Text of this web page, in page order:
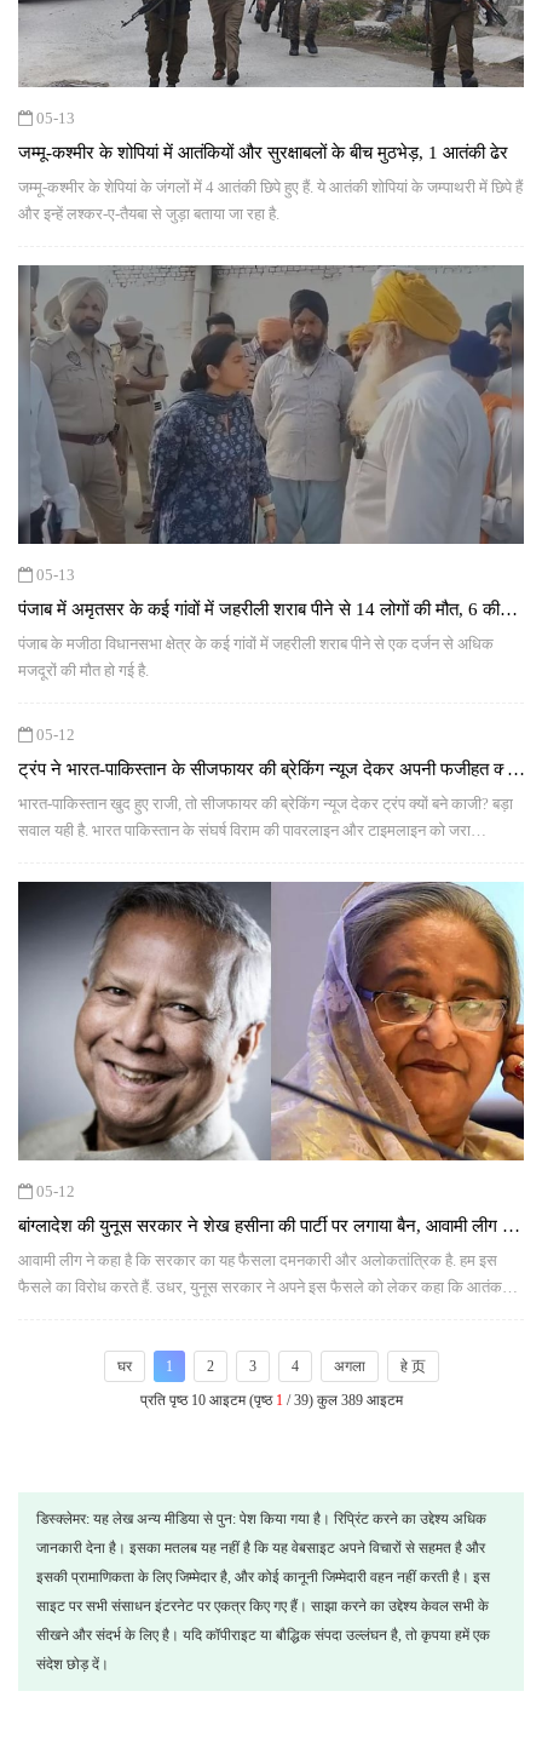
05-13
जम्‍मू-कश्‍मीर के शोपियां में आतंकियों और सुरक्षाबलों के बीच मुठभेड़, 1 आतंकी ढेर
जम्‍मू-कश्‍मीर के शेपियां के जंगलों में 4 आतंकी छिपे हुए हैं. ये आतंकी शोपियां के जम्पाथरी में छिपे हैं
और इन्‍हें लश्कर-ए-तैयबा से जुड़ा बताया जा रहा है.
05-13
पंजाब में अमृतसर के कई गांवों में जहरीली शराब पीने से 14 लोगों की मौत, 6 की
हालत गंभीर
पंजाब के मजीठा विधानसभा क्षेत्र के कई गांवों में जहरीली शराब पीने से एक दर्जन से अधिक
मजदूरों की मौत हो गई है.
05-12
ट्रंप ने भारत-पाकिस्तान के सीजफायर की ब्रेकिंग न्यूज देकर अपनी फजीहत क्यों
करवा ली?
भारत-पाकिस्तान खुद हुए राजी, तो सीजफायर की ब्रेकिंग न्यूज देकर ट्रंप क्यों बने काजी? बड़ा
सवाल यही है. भारत पाकिस्तान के संघर्ष विराम की पावरलाइन और टाइमलाइन को जरा
05-12
बांग्लादेश की युनूस सरकार ने शेख हसीना की पार्टी पर लगाया बैन, आवामी लीग ने
कुछ यूं दिया जवाब
आवामी लीग ने कहा है कि सरकार का यह फैसला दमनकारी और अलोकतांत्रिक है. हम इस
फैसले का विरोध करते हैं. उधर, युनूस सरकार ने अपने इस फैसले को लेकर कहा कि आतंकवाद
घर 1 2 3 4 अगला
हे 页
प्रति पृष्ठ 10 आइटम (पृष्ठ 1/ 39) कुल 389 आइटम
डिस्क्लेमर: यह लेख अन्य मीडिया से पुन: पेश किया गया है। रिप्रिंट करने का उद्देश्य अधिक
जानकारी देना है। इसका मतलब यह नहीं है कि यह वेबसाइट अपने विचारों से सहमत है और
इसकी प्रामाणिकता के लिए जिम्मेदार है, और कोई कानूनी जिम्मेदारी वहन नहीं करती है। इस
साइट पर सभी संसाधन इंटरनेट पर एकत्र किए गए हैं। साझा करने का उद्देश्य केवल सभी के
सीखने और संदर्भ के लिए है। यदि कॉपीराइट या बौद्धिक संपदा उल्लंघन है, तो कृपया हमें एक
संदेश छोड़ दें।